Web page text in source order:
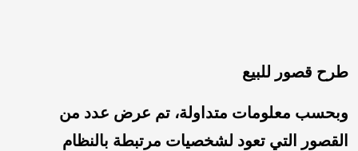
طرح قصور للبيع
وبحسب معلومات متداولة، تم عرض عدد من
القصور التي تعود لشخصيات مرتبطة بالنظام